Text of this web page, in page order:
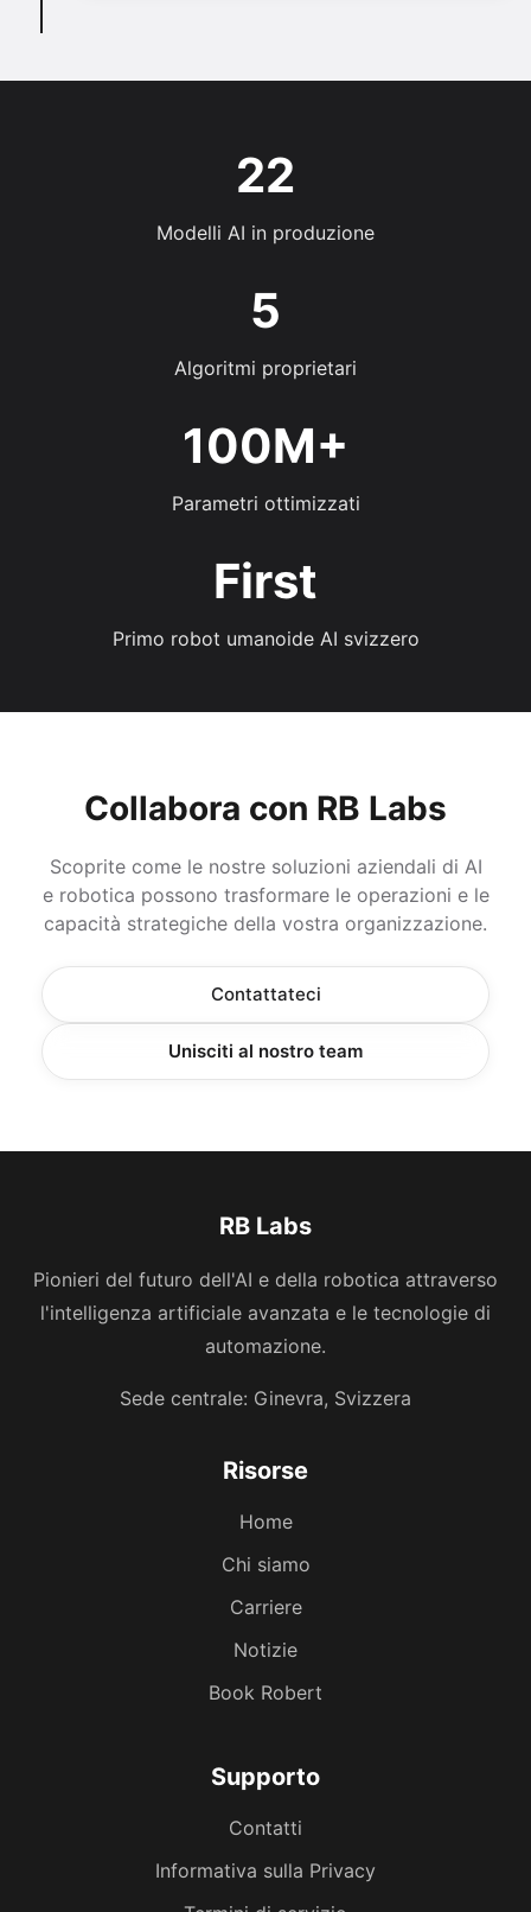
22
Modelli AI in produzione
5
Algoritmi proprietari
100M+
Parametri ottimizzati
First
Primo robot umanoide AI svizzero
Collabora con RB Labs
Scoprite come le nostre soluzioni aziendali di AI
e robotica possono trasformare le operazioni e le
capacità strategiche della vostra organizzazione.
Contattateci
Unisciti al nostro team
RB Labs
Pionieri del futuro dell'AI e della robotica attraverso
l'intelligenza artificiale avanzata e le tecnologie di
automazione.
Sede centrale: Ginevra, Svizzera
Risorse
Home
Chi siamo
Carriere
Notizie
Book Robert
Supporto
Contatti
Informativa sulla Privacy